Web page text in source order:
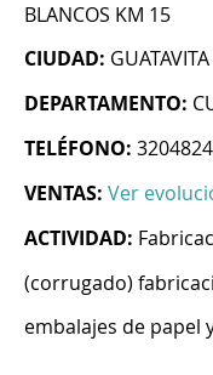
BLANCOS KM 15
CIUDAD: GUATAVITA
DEPARTAMENTO:
TELÉFONO:
VENTAS: Ver
ACTIVIDAD:
(corrugado)
embalajes de papel